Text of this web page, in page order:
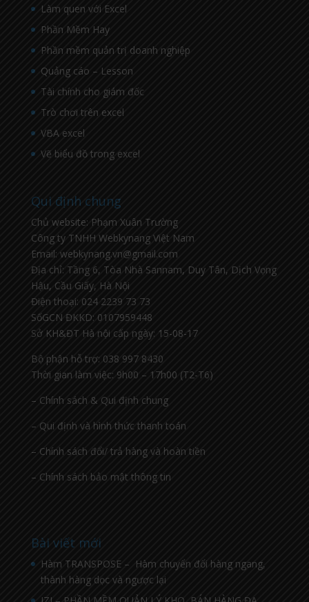
Làm quen với Excel
Phần Mềm Hay
Phần mềm quản trị doanh nghiệp
Quảng cáo – Lesson
Tài chính cho giám đốc
Trò chơi trên excel
VBA excel
Vẽ biểu đồ trong excel
Qui định chung
Chủ website: Phạm Xuân Trường
Công ty TNHH Webkynang Việt Nam
Email: webkynang.vn@gmail.com
Địa chỉ: Tầng 6, Tòa Nhà Sannam, Duy Tân, Dịch Vọng
Hậu, Cầu Giấy, Hà Nội
Điện thoại: 024 2239 73 73
SốGCN ĐKKD: 0107959448
Sở KH&ĐT Hà nội cấp ngày: 15-08-17
Bộ phận hỗ trợ: 038 997 8430
Thời gian làm việc: 9h00 – 17h00 (T2-T6)
– Chính sách & Qui định chung
– Qui định và hình thức thanh toán
– Chính sách đổi/ trả hàng và hoàn tiền
– Chính sách bảo mật thông tin
Bài viết mới
Hàm TRANSPOSE – Hàm chuyển đổi hàng ngang,
thành hàng dọc và ngược lại